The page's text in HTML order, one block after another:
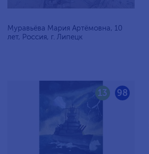
Муравьёва Мария Артёмовна, 10
лет, Россия, г. Липецк
98
13